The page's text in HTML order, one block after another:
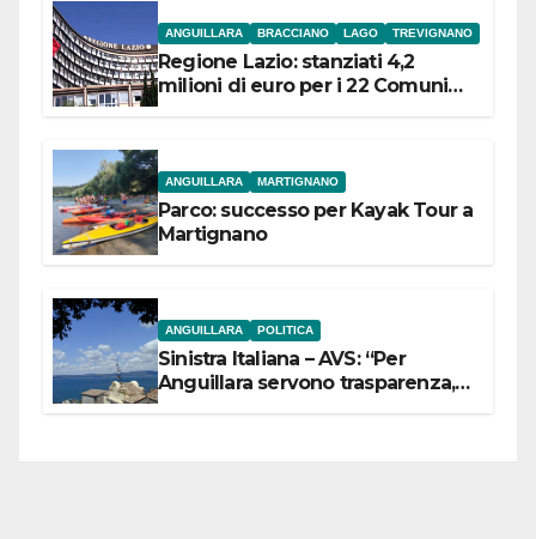
ANGUILLARA BRACCIANO LAGO TREVIGNANO
Regione Lazio: stanziati 4,2
milioni di euro per i 22 Comuni
ANGUILLARA MARTIGNANO
Parco: successo per Kayak Tour a
Martignano
ANGUILLARA POLITICA
Sinistra Italiana – AVS: “Per
Anguillara servono trasparenza,